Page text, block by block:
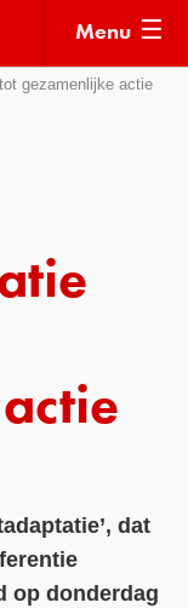
Menu
gezamenlijke actie
dat
op donderdag